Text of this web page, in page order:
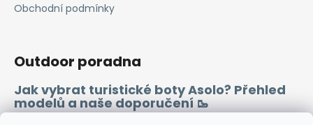
Obchodní podmínky
Outdoor poradna
Jak vybrat turistické boty Asolo? Přehled
modelů a naše doporučení 🥾